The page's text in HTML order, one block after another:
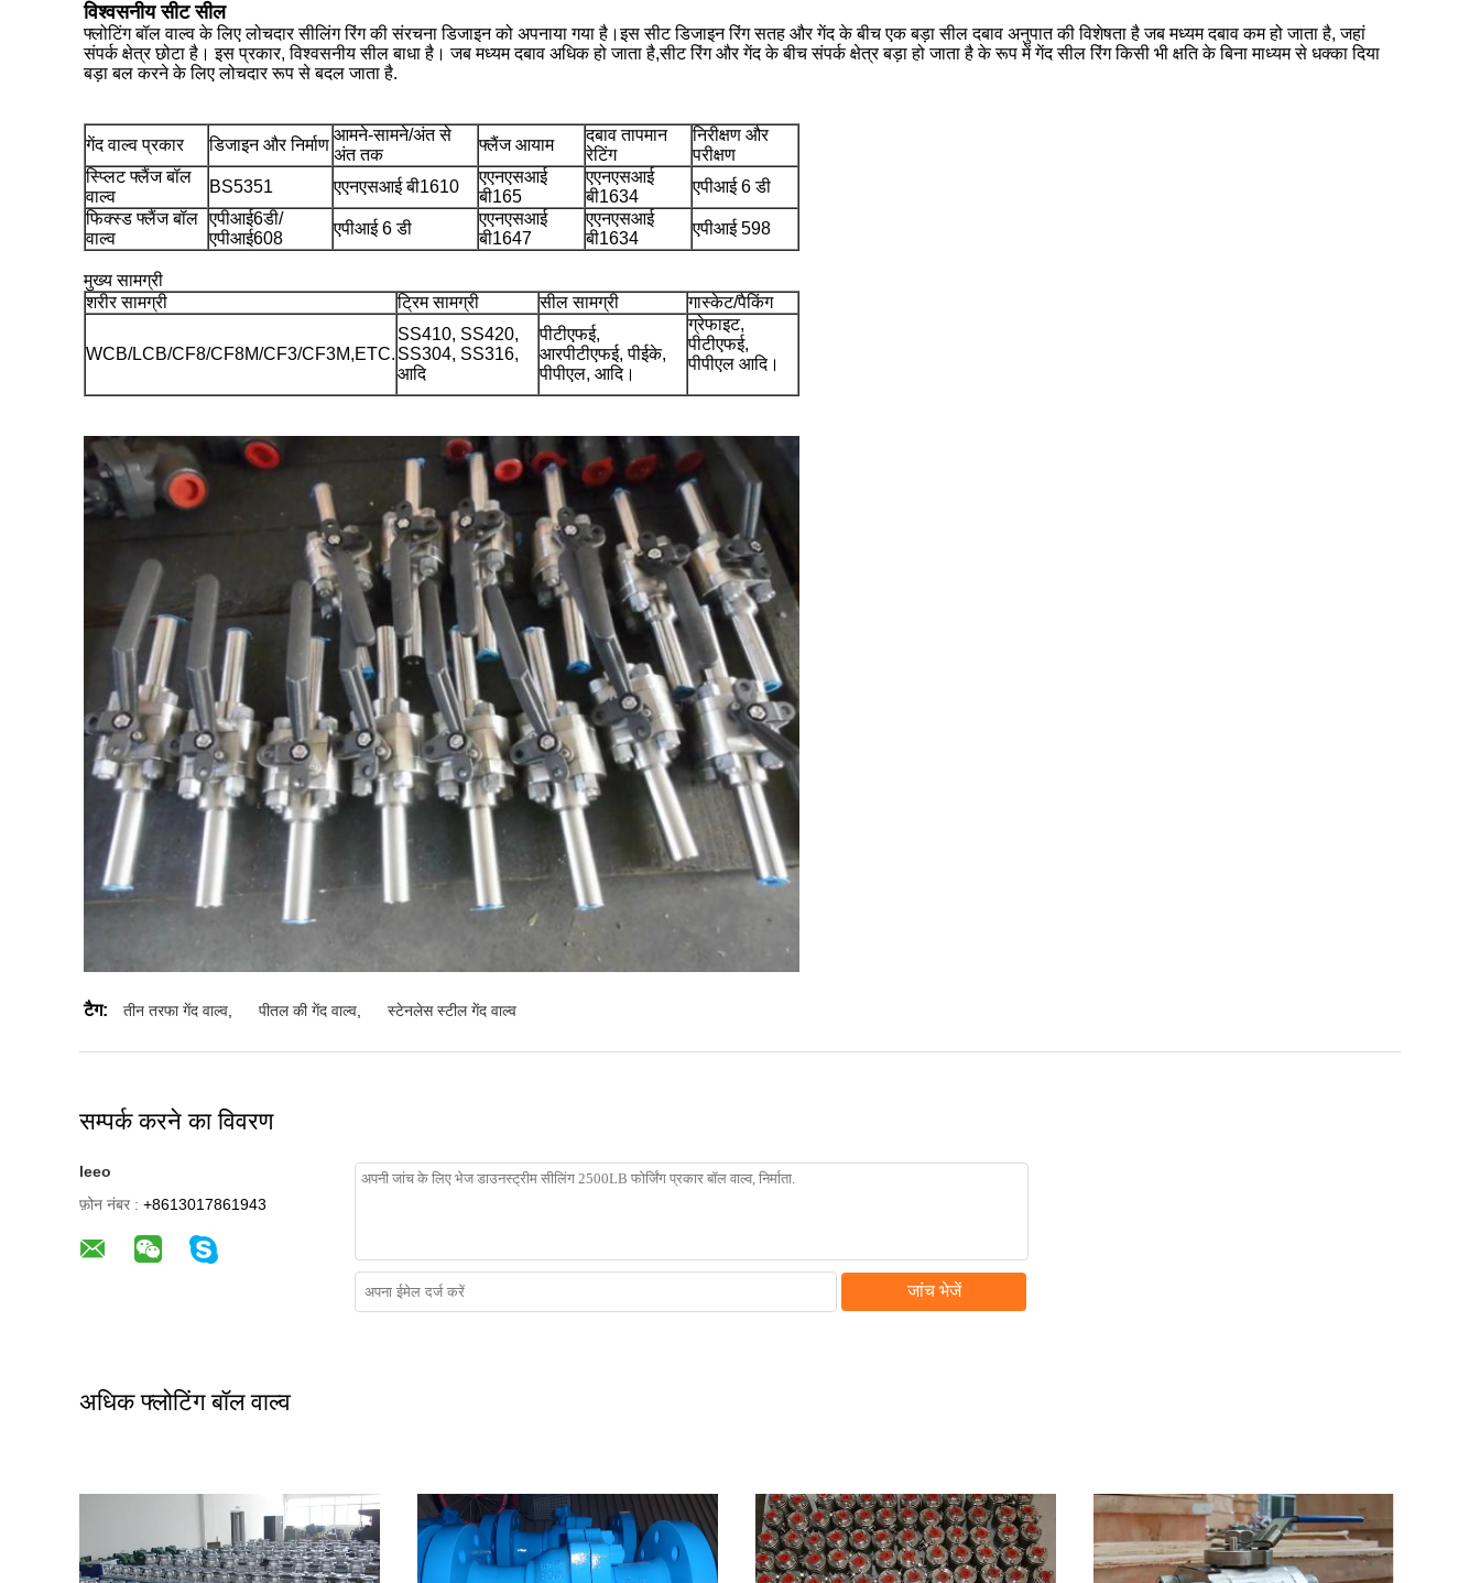
विश्वसनीय सीट सील
फ्लोटिंग बॉल वाल्व के लिए लोचदार सीलिंग रिंग की संरचना डिजाइन को अपनाया गया है।इस सीट डिजाइन रिंग सतह और गेंद के बीच एक बड़ा सील दबाव अनुपात की विशेषता है जब मध्यम दबाव कम हो जाता है, जहां
संपर्क क्षेत्र छोटा है। इस प्रकार, विश्वसनीय सील बाधा है। जब मध्यम दबाव अधिक हो जाता है,सीट रिंग और गेंद के बीच संपर्क क्षेत्र बड़ा हो जाता है के रूप में गेंद सील रिंग किसी भी क्षति के बिना माध्यम से धक्का दिया
बड़ा बल करने के लिए लोचदार रूप से बदल जाता है.
गेंद वाल्व प्रकार डिजाइन और निर्माण
आमने-सामने/अंत से
अंत तक
फ्लैंज आयाम
दबाव तापमान
रेटिंग
निरीक्षण और
परीक्षण
स्प्लिट फ्लैंज बॉल
वाल्व
BS5351 एएनएसआई बी1610
एएनएसआई
बी165
एएनएसआई
बी1634
एपीआई 6 डी
फिक्स्ड फ्लैंज बॉल
वाल्व
एपीआई6डी/
एपीआई608
एपीआई 6 डी
एएनएसआई
बी1647
एएनएसआई
बी1634
एपीआई 598
मुख्य सामग्री
शरीर सामग्री
ट्रिम सामग्री सील सामग्री गास्केट/पैकिंग
WCB/LCB/CF8/CF8M/CF3/CF3M,ETC.
SS410, SS420,
SS304, SS316,
आदि
पीटीएफई,
आरपीटीएफई, पीईके,
पीपीएल, आदि।
ग्रेफाइट,
पीटीएफई,
पीपीएल आदि।
टैग: तीन तरफा गेंद वाल्व पीतल की गेंद वाल्व स्टेनलेस स्टील गेंद वाल्व
सम्पर्क करने का विवरण
leeo
फ़ोन नंबर : +8613017861943
जांच भेजें
अधिक फ्लोटिंग बॉल वाल्व